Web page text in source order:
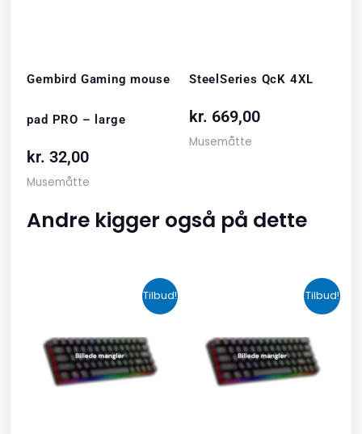
Gembird Gaming mouse
pad PRO – large
kr. 32,00
Musemåtte
SteelSeries QcK 4XL
kr. 669,00
Musemåtte
Andre kigger også på dette
Tilbud!
oprindelige
pris
var:
kr. 2.190,00.
Den
aktuelle
pris
er:
kr. 1.465,00.
Tilbud!
oprindelige
pris
var:
kr. 599,00.
aktuelle
pris
er:
kr. 399,00.